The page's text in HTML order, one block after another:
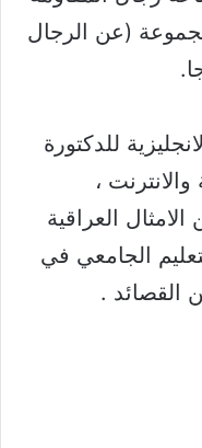
بعد نكبة 1948 مجموعة (عن الرجال
للدكتورة
،
العراقية
الجامعي في
القصائد .